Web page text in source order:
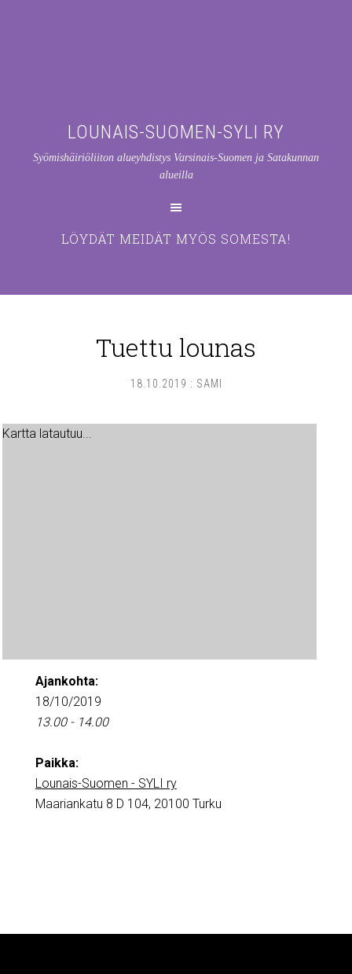
LOUNAIS-SUOMEN-SYLI RY
Syömishäiriöliiton alueyhdistys Varsinais-Suomen ja Satakunnan
alueilla
LÖYDÄT MEIDÄT MYÖS SOMESTA!
Tuettu lounas
18.10.2019 : SAMI
Kartta latautuu...
Ajankohta:
18/10/2019
13.00 - 14.00
Paikka:
Lounais-Suomen - SYLI ry
Maariankatu 8 D 104, 20100 Turku